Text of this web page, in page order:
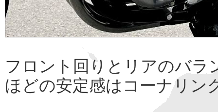
フロント回りとリアのバラ
ほどの安定感はコーナリン